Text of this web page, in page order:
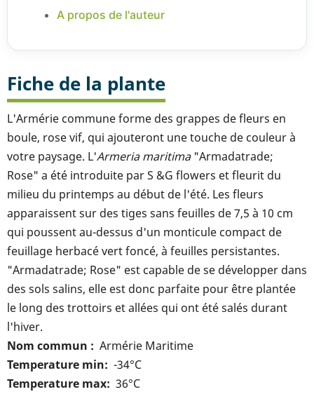
A propos de l'auteur
Fiche de la plante
L'Armérie commune forme des grappes de fleurs en
boule, rose vif, qui ajouteront une touche de couleur à
votre paysage. L'Armeria maritima"Armadatrade;
Rose" a été introduite par S &G flowers et fleurit du
milieu du printemps au début de l'été. Les fleurs
apparaissent sur des tiges sans feuilles de 7,5 à 10 cm
qui poussent au-dessus d'un monticule compact de
feuillage herbacé vert foncé, à feuilles persistantes.
"Armadatrade; Rose" est capable de se développer dans
des sols salins, elle est donc parfaite pour être plantée
le long des trottoirs et allées qui ont été salés durant
l'hiver.
Nom commun
Armérie Maritime
Temperature min
-34°C
Temperature max 36°C